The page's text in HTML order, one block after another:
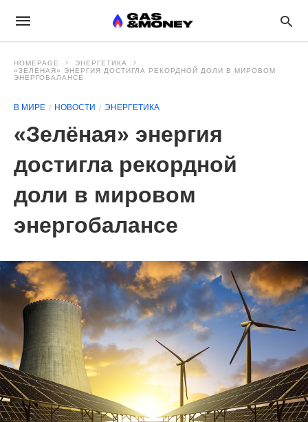
HOMEPAGE
ЭНЕРГЕТИКА
«ЗЕЛЁНАЯ» ЭНЕРГИЯ ДОСТИГЛА РЕКОРДНОЙ ДОЛИ В МИРОВОМ
ЭНЕРГОБАЛАНСЕ
В МИРЕ НОВОСТИ ЭНЕРГЕТИКА
«Зелёная» энергия
достигла рекордной
доли в мировом
энергобалансе